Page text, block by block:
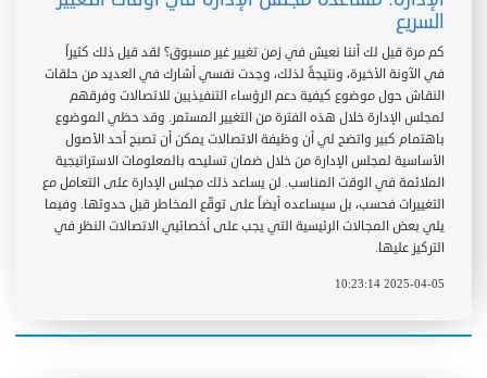
السريع
كم مرة قيل لك أننا نعيش في زمن تغيير غير مسبوق؟ لقد قيل ذلك كثيراً
في الآونة الأخيرة، ونتيجةً لذلك، وجدت نفسي أشارك في العديد من حلقات
النقاش حول موضوع كيفية دعم الرؤساء التنفيذيين للاتصالات وفرقهم
لمجلس الإدارة خلال هذه الفترة من التغيير المستمر. وقد حظي الموضوع
باهتمام كبير واتضح لي أن وظيفة الاتصالات يمكن أن تصبح أحد الأصول
الأساسية لمجلس الإدارة من خلال ضمان تسليحه بالمعلومات الاستراتيجية
الملائمة في الوقت المناسب. لن يساعد ذلك مجلس الإدارة على التعامل مع
التغييرات فحسب، بل سيساعده أيضاً على توقّع المخاطر قبل حدوثها. وفيما
يلي بعض المجالات الرئيسية التي يجب على أخصائيي الاتصالات النظر في
التركيز عليها.
2025-04-05 10:23:14